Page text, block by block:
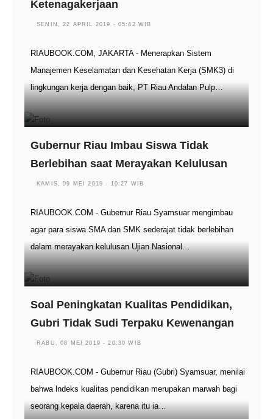
Ketenagakerjaan
SENIN, 22 APRIL 2019 - 05:42 WIB
RIAUBOOK.COM, JAKARTA - Menerapkan Sistem
Manajemen Keselamatan dan Kesehatan Kerja (SMK3) di
lingkungan kerja dengan baik, PT Riau Andalan Pulp…
Gubernur Riau Imbau Siswa Tidak
Berlebihan saat Merayakan Kelulusan
KAMIS, 09 MEI 2019 - 10:27 WIB
RIAUBOOK.COM - Gubernur Riau Syamsuar mengimbau
agar para siswa SMA dan SMK sederajat tidak berlebihan
dalam merayakan kelulusan Ujian Nasional…
Soal Peningkatan Kualitas Pendidikan,
Gubri Tidak Sudi Terpaku Kewenangan
RABU, 08 MEI 2019 - 20:30 WIB
RIAUBOOK.COM - Gubernur Riau (Gubri) Syamsuar, menilai
bahwa lndeks kualitas pendidikan merupakan marwah bagi
seorang kepala daerah, karena itu ia…